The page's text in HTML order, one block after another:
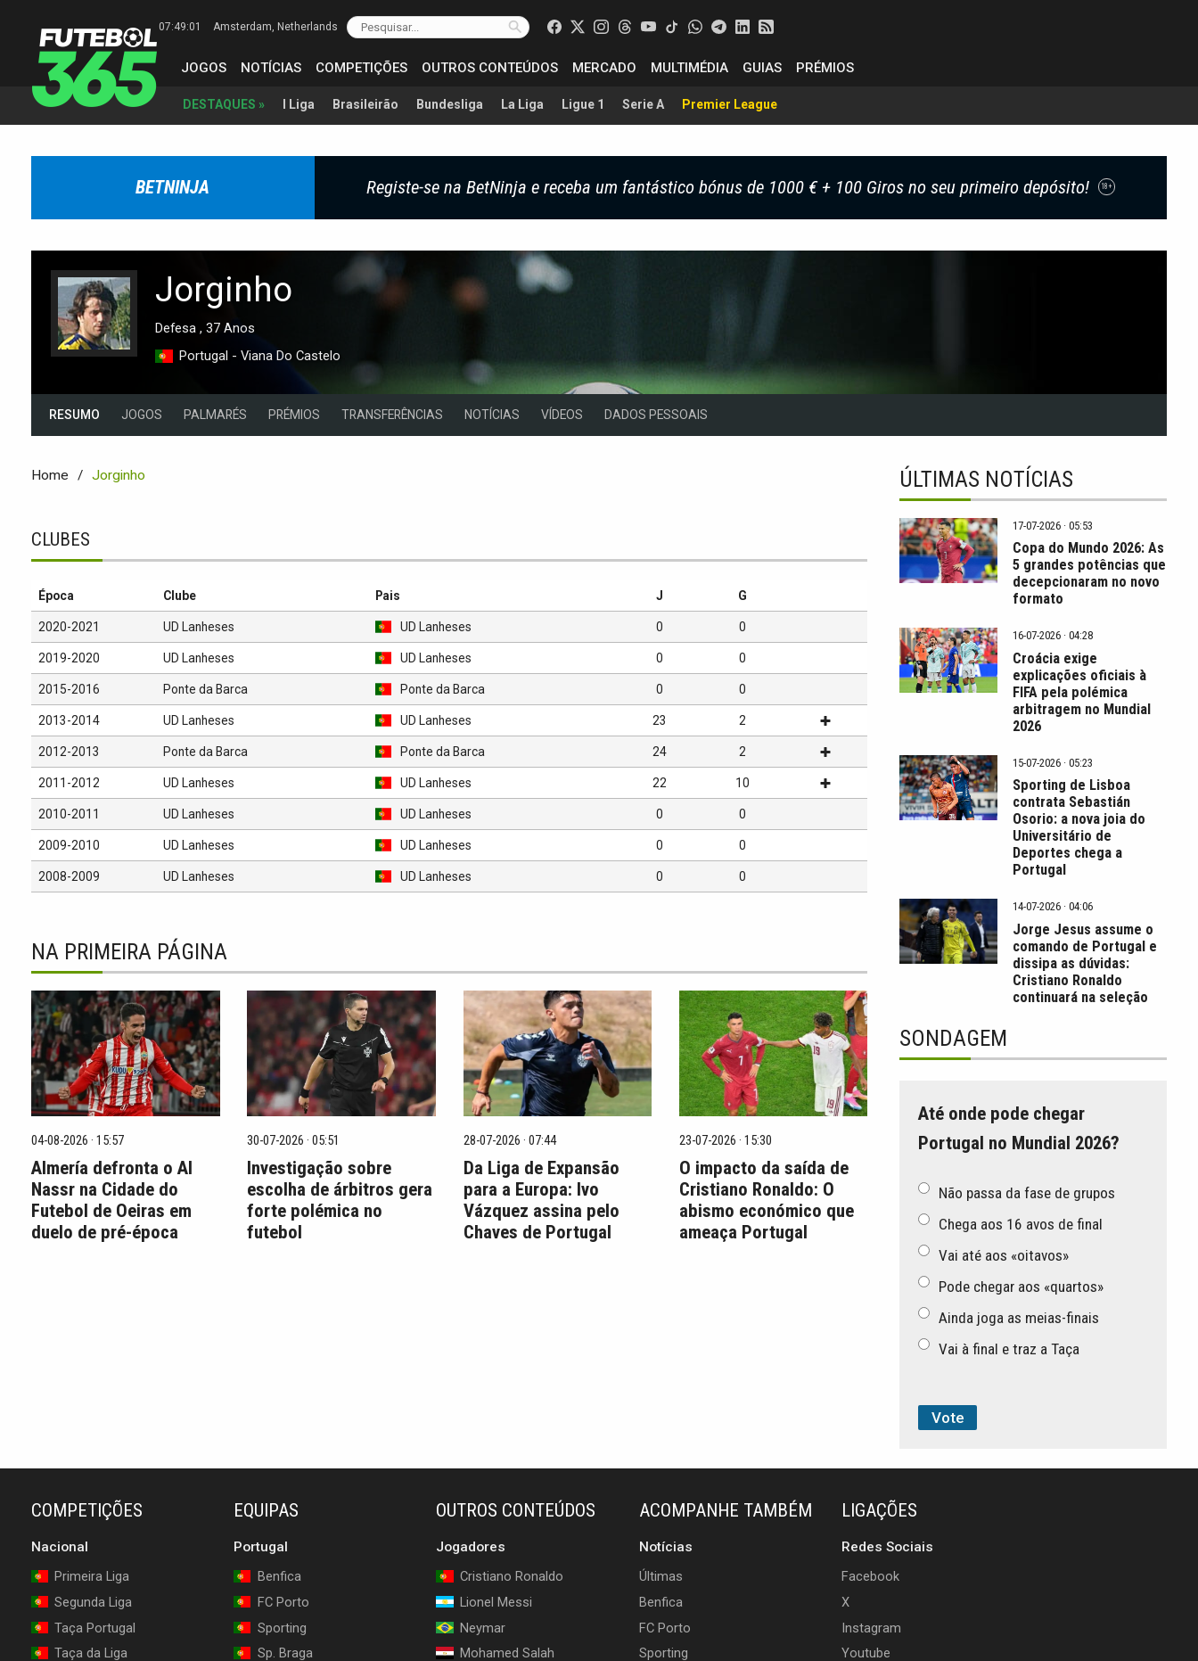
07:49:02 Amsterdam, Netherlands
JOGOS NOTÍCIAS COMPETIÇÕES OUTROS CONTEÚDOS MERCADO MULTIMÉDIA GUIAS PRÉMIOS
DESTAQUES » I Liga Brasileirão Bundesliga La Liga Ligue 1 Serie A Premier League
BETNINJA Registe-se na BetNinja e receba um fantástico bónus de 1000 € + 100 Giros no seu primeiro depósito! 18+
Jorginho
Defesa , 37 Anos
Portugal - Viana Do Castelo
RESUMO JOGOS PALMARÉS PRÉMIOS TRANSFERÊNCIAS NOTÍCIAS VÍDEOS DADOS PESSOAIS
Home Jorginho
CLUBES
Época Clube Pais J G
2020-2021 UD Lanheses UD Lanheses 0 0
2019-2020 UD Lanheses UD Lanheses 0 0
2015-2016 Ponte da Barca Ponte da Barca 0 0
2013-2014 UD Lanheses UD Lanheses 23 2
2012-2013 Ponte da Barca Ponte da Barca 24 2
2011-2012 UD Lanheses UD Lanheses 22 10
2010-2011 UD Lanheses UD Lanheses 0 0
2009-2010 UD Lanheses UD Lanheses 0 0
2008-2009 UD Lanheses UD Lanheses 0 0
NA PRIMEIRA PÁGINA
04-08-2026 · 15:57
Almería defronta o Al
Nassr na Cidade do
Futebol de Oeiras em
duelo de pré-época
30-07-2026 · 05:51
Investigação sobre
escolha de árbitros gera
forte polémica no
futebol
28-07-2026 · 07:44
Da Liga de Expansão
para a Europa: Ivo
Vázquez assina pelo
Chaves de Portugal
23-07-2026 · 15:30
O impacto da saída de
Cristiano Ronaldo: O
abismo económico que
ameaça Portugal
ÚLTIMAS NOTÍCIAS
17-07-2026 · 05:53
Copa do Mundo 2026: As
5 grandes potências que
decepcionaram no novo
formato
16-07-2026 · 04:28
Croácia exige
explicações oficiais à
FIFA pela polémica
arbitragem no Mundial
2026
15-07-2026 · 05:23
Sporting de Lisboa
contrata Sebastián
Osorio: a nova joia do
Universitário de
Deportes chega a
Portugal
14-07-2026 · 04:06
Jorge Jesus assume o
comando de Portugal e
dissipa as dúvidas:
Cristiano Ronaldo
continuará na seleção
SONDAGEM
Até onde pode chegar
Portugal no Mundial 2026?
Não passa da fase de grupos
Chega aos 16 avos de final
Vai até aos «oitavos»
Pode chegar aos «quartos»
Ainda joga as meias-finais
Vai à final e traz a Taça
COMPETIÇÕES
Nacional
Primeira Liga
Segunda Liga
Taça Portugal
Taça da Liga
EQUIPAS
Portugal
Benfica
FC Porto
Sporting
Sp. Braga
OUTROS CONTEÚDOS
Jogadores
Cristiano Ronaldo
Lionel Messi
Neymar
Mohamed Salah
ACOMPANHE TAMBÉM
Notícias
Últimas
Benfica
FC Porto
Sporting
LIGAÇÕES
Redes Sociais
Facebook
X
Instagram
Youtube